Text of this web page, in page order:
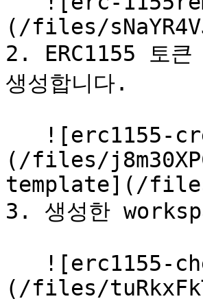
(/files/
2. ERC1155 토큰
생성합니다.
(/files/
template](/files/
3. 생성한
(/files/